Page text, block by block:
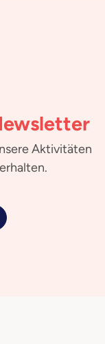
Aktivitäten